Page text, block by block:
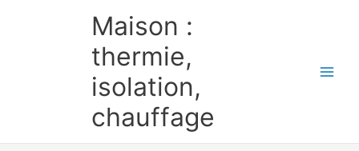
Maison :
thermie,
isolation,
chauffage